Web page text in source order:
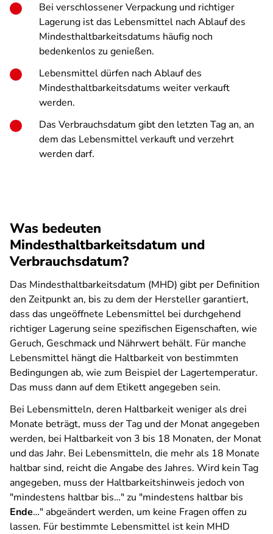
Bei verschlossener Verpackung und richtiger
Lagerung ist das Lebensmittel nach Ablauf des
Mindesthaltbarkeitsdatums häufig noch
bedenkenlos zu genießen.
Lebensmittel dürfen nach Ablauf des
Mindesthaltbarkeitsdatums weiter verkauft
werden.
Das Verbrauchsdatum gibt den letzten Tag an, an
dem das Lebensmittel verkauft und verzehrt
werden darf.
Was bedeuten
Mindesthaltbarkeitsdatum und
Verbrauchsdatum?
Das Mindesthaltbarkeitsdatum (MHD) gibt per Definition
den Zeitpunkt an, bis zu dem der Hersteller garantiert,
dass das ungeöffnete Lebensmittel bei durchgehend
richtiger Lagerung seine spezifischen Eigenschaften, wie
Geruch, Geschmack und Nährwert behält. Für manche
Lebensmittel hängt die Haltbarkeit von bestimmten
Bedingungen ab, wie zum Beispiel der Lagertemperatur.
Das muss dann auf dem Etikett angegeben sein.
Bei Lebensmitteln, deren Haltbarkeit weniger als drei
Monate beträgt, muss der Tag und der Monat angegeben
werden, bei Haltbarkeit von 3 bis 18 Monaten, der Monat
und das Jahr. Bei Lebensmitteln, die mehr als 18 Monate
haltbar sind, reicht die Angabe des Jahres. Wird kein Tag
angegeben, muss der Haltbarkeitshinweis jedoch von
"mindestens haltbar bis…" zu "mindestens haltbar bis
Ende…" abgeändert werden, um keine Fragen offen zu
lassen. Für bestimmte Lebensmittel ist kein MHD